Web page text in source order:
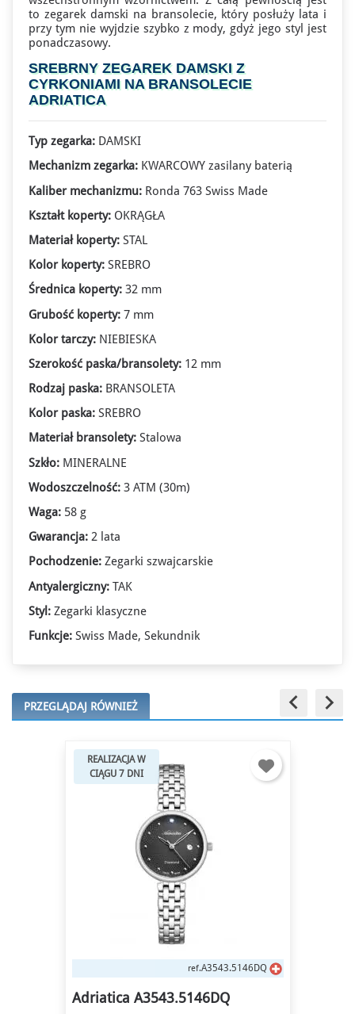
to zegarek damski na bransolecie, który posłuży lata i
przy tym nie wyjdzie szybko z mody, gdyż jego styl jest
ponadczasowy.
SREBRNY ZEGAREK DAMSKI Z
CYRKONIAMI NA BRANSOLECIE
ADRIATICA
Typ zegarka: DAMSKI
Mechanizm zegarka: KWARCOWY zasilany baterią
Kaliber mechanizmu: Ronda 763 Swiss Made
Kształt koperty: OKRĄGŁA
Materiał koperty: STAL
Kolor koperty: SREBRO
Średnica koperty: 32 mm
Grubość koperty: 7 mm
Kolor tarczy: NIEBIESKA
Szerokość paska/bransolety: 12 mm
Rodzaj paska: BRANSOLETA
Kolor paska: SREBRO
Materiał bransolety: Stalowa
Szkło: MINERALNE
Wodoszczelność: 3 ATM (30m)
Waga: 58 g
Gwarancja: 2 lata
Pochodzenie: Zegarki szwajcarskie
Antyalergiczny: TAK
Styl: Zegarki klasyczne
Funkcje: Swiss Made, Sekundnik
PRZEGLĄDAJ RÓWNIEŻ keyboard_arrow_left
REALIZACJA W
CIĄGU 7 DNI
ref.A3543.5146DQ
Adriatica A3543.5146DQ
keyboard_arrow_right